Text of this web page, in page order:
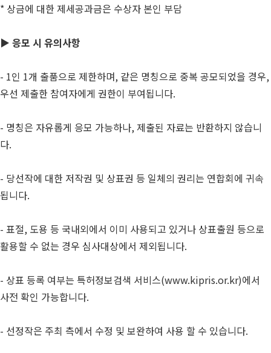
* 상금에 대한 제세공과금은 수상자 본인 부담
▶ 응모 시 유의사항
- 1인 1개 출품으로 제한하며, 같은 명칭으로 중복 공모되었을 경우,
우선 제출한 참여자에게 권한이 부여됩니다.
- 명칭은 자유롭게 응모 가능하나, 제출된 자료는 반환하지 않습니
다.
- 당선작에 대한 저작권 및 상표권 등 일체의 권리는 연합회에 귀속
됩니다.
- 표절, 도용 등 국내외에서 이미 사용되고 있거나 상표출원 등으로
활용할 수 없는 경우 심사대상에서 제외됩니다.
- 상표 등록 여부는 특허정보검색 서비스(www.kipris.or.kr)에서
사전 확인 가능합니다.
- 선정작은 주최 측에서 수정 및 보완하여 사용 할 수 있습니다.